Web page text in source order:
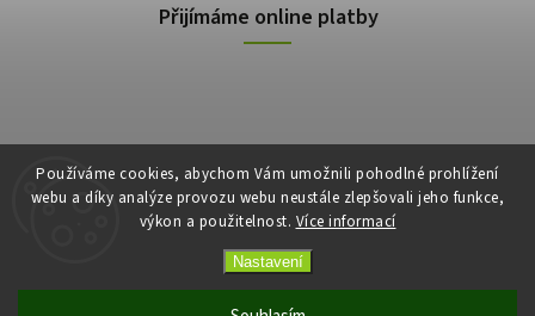
Používáme cookies, abychom Vám umožnili pohodlné prohlížení
webu a díky analýze provozu webu neustále zlepšovali jeho funkce,
výkon a použitelnost. Více informací
Nastavení
Přijímáme online platby
Copyright 2026E-shop Slunečnice. Všechna práva vyhrazena.
VytvořilShoptet| Design